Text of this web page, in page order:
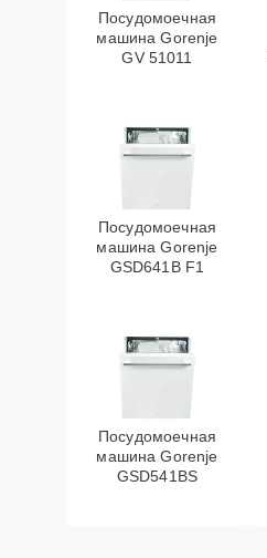
Посудомоечная
машина Gorenje
GV 51011
Посудомоечная
машина Gorenje
GSD641B F1
Посудомоечная
машина Gorenje
GSD541BS